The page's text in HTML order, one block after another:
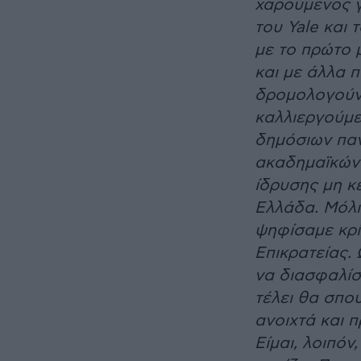
χαρούμενος
του Yale και
με το πρώτο
και με άλλα
δημόσιων
ακαδημαϊκών
ίδρυσης μη
Ελλάδα.
ψηφίσαμε
να
τέλει θα
ανοιχτά και
Είμαι,